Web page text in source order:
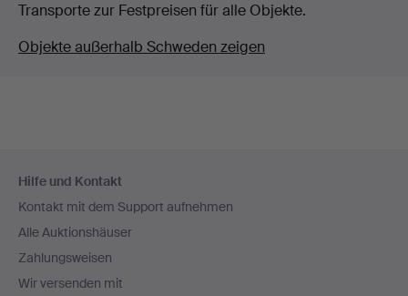
Transporte zur Festpreisen für alle Objekte.
Objekte außerhalb Schweden zeigen
Navigation
Hilfe und Kontakt
Kontakt mit dem Support aufnehmen
Alle Auktionshäuser
Zahlungsweisen
Wir versenden mit